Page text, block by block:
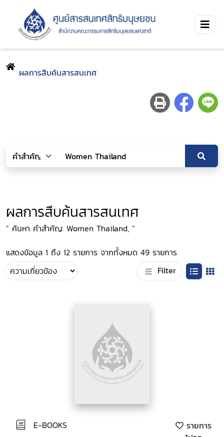
ผลการสืบค้นสารสนเทศ
ผลการสืบค้นสารสนเทศ
“ ค้นหา คำสำคัญ: Women Thailand, ”
แสดงข้อมูล 1 ถึง 12 รายการ จากทั้งหมด 49 รายการ
Filter
E-BOOKS
รายการ